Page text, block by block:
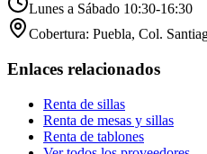
Lunes a Sábado 10:30-16:30
Cobertura: Puebla, Col.
Enlaces relacionados
Renta de sillas
Renta de mesas y sillas
Renta de tablones